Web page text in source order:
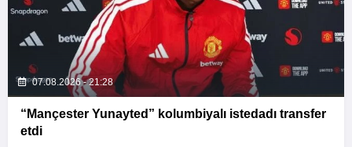
07.08.2026 - 21:28
“Mançester Yunayted” kolumbiyalı istedadı transfer
etdi